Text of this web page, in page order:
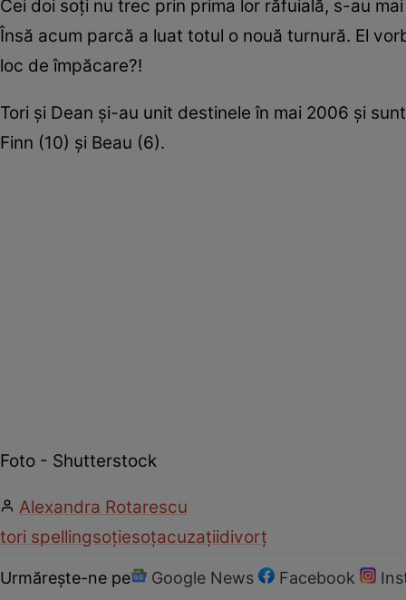
Cei doi soți nu trec prin prima lor răfuială, s-au
Însă acum parcă a luat totul o nouă turnură. El
loc de împăcare?!
Tori și Dean și-au unit destinele în mai 2006 și
Finn (10) și Beau (6).
Foto - Shutterstock
Alexandra Rotarescu
tori spellingsoțiesoțacuzațiidivorț
Urmărește-ne pe Google News Facebook